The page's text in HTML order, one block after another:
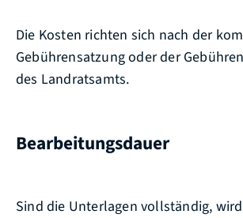
Die Kosten richten sich nach der
Gebührensatzung oder der
des Landratsamts.
Bearbeitungsdauer
Sind die Unterlagen vollständig,